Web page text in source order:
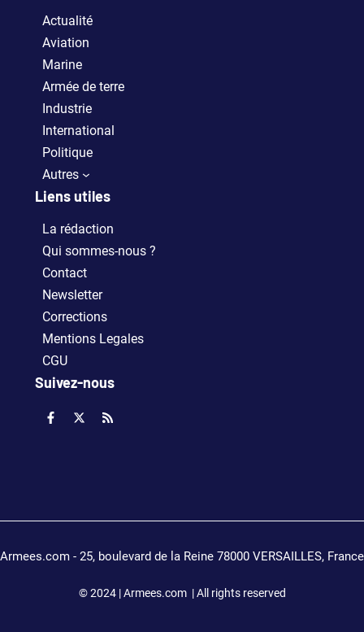
Actualité
Aviation
Marine
Armée de terre
Industrie
International
Politique
Autres
Liens utiles
La rédaction
Qui sommes-nous ?
Contact
Newsletter
Corrections
Mentions Legales
CGU
Suivez-nous
© 2024 | Armees.com | All rights reserved
Armees.com - 25, boulevard de la Reine 78000 VERSAILLES, France